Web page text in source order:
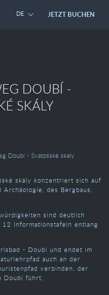
DE JETZT BUCHEN
DOUBÍ -
SKÁLY
Doubí - Svatošské skaly
skály konzentriert sich auf
des Bergbaus,
sind deutlich
Informationstafeln entlang
- Doubí und endet im
auch an der
verbinden, der
Doubí führt.